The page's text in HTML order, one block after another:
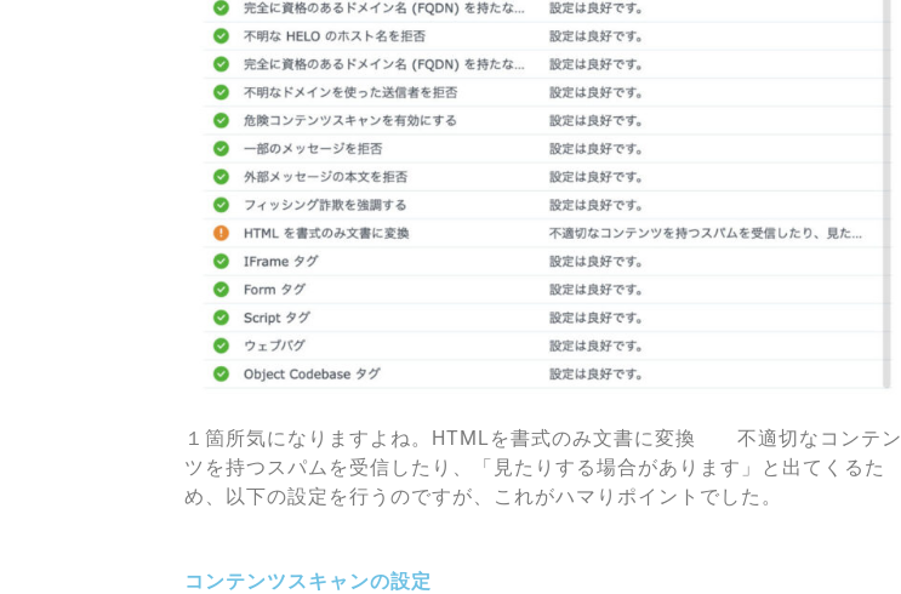
１箇所気になりますよね。HTMLを書式のみ文書に変換 不適切なコンテン
ツを持つスパムを受信したり、「見たりする場合があります」と出てくるた
め、以下の設定を行うのですが、これがハマりポイントでした。
コンテンツスキャンの設定